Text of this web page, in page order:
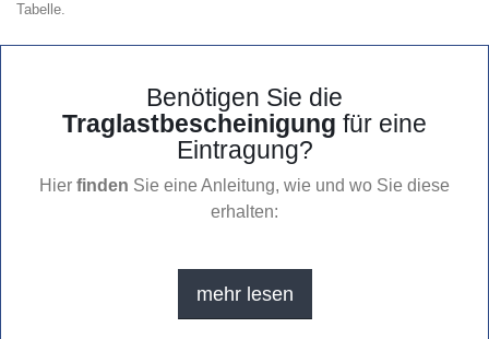
Tabelle.
Benötigen Sie die
Traglastbescheinigung für eine
Eintragung?
Hier finden Sie eine Anleitung, wie und wo Sie diese
erhalten:
mehr lesen